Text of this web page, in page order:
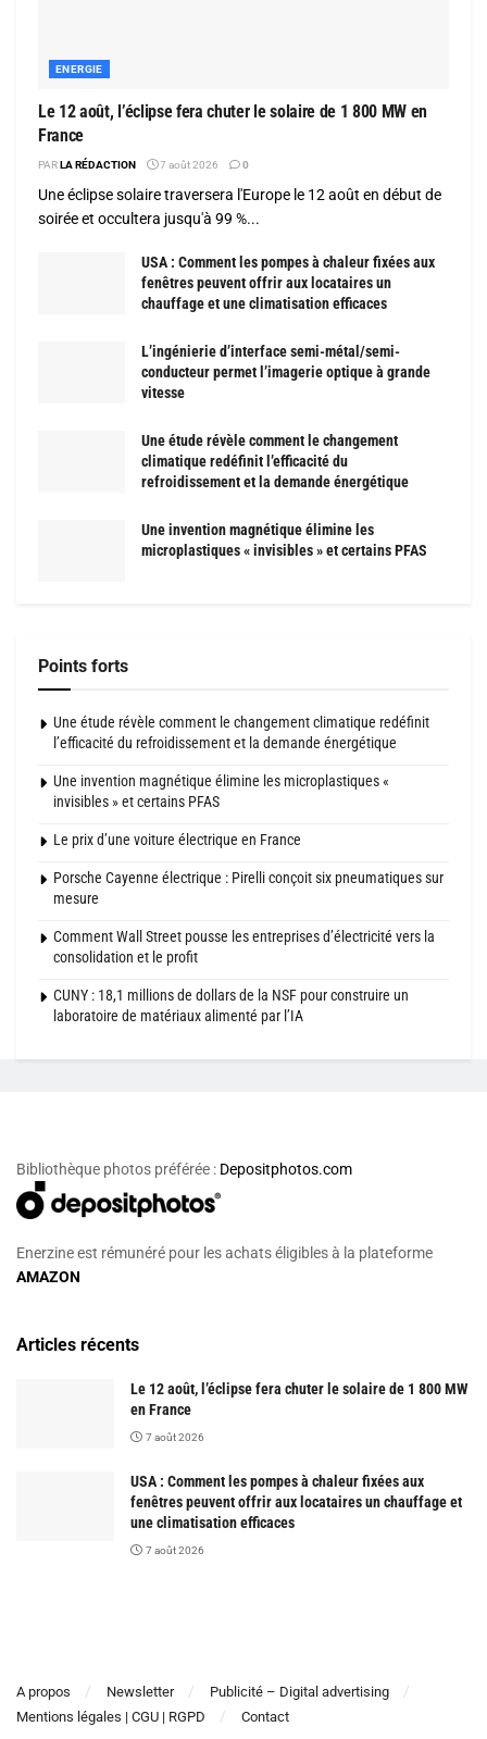
ENERGIE
Le 12 août, l’éclipse fera chuter le solaire de 1 800 MW en
France
PARLA RÉDACTION 7 août 2026 0
Une éclipse solaire traversera l'Europe le 12 août en début de
soirée et occultera jusqu'à 99 %...
USA : Comment les pompes à chaleur fixées aux
fenêtres peuvent offrir aux locataires un
chauffage et une climatisation efficaces
L’ingénierie d’interface semi-métal/semi-
conducteur permet l’imagerie optique à grande
vitesse
Une étude révèle comment le changement
climatique redéfinit l’efficacité du
refroidissement et la demande énergétique
Une invention magnétique élimine les
microplastiques « invisibles » et certains PFAS
Points forts
Une étude révèle comment le changement climatique redéfinit
l’efficacité du refroidissement et la demande énergétique
Une invention magnétique élimine les microplastiques «
invisibles » et certains PFAS
Le prix d’une voiture électrique en France
Porsche Cayenne électrique : Pirelli conçoit six pneumatiques sur
mesure
Comment Wall Street pousse les entreprises d’électricité vers la
consolidation et le profit
CUNY : 18,1 millions de dollars de la NSF pour construire un
laboratoire de matériaux alimenté par l’IA
Bibliothèque photos préférée : Depositphotos.com
Enerzine est rémunéré pour les achats éligibles à la plateforme
AMAZON
Articles récents
Le 12 août, l’éclipse fera chuter le solaire de 1 800 MW
en France
7 août 2026
USA : Comment les pompes à chaleur fixées aux
fenêtres peuvent offrir aux locataires un chauffage et
une climatisation efficaces
7 août 2026
A propos Newsletter
Publicité – Digital advertising
Mentions légales | CGU | RGPD
Contact